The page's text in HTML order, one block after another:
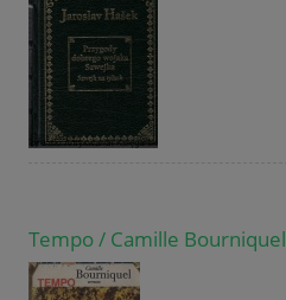
Tempo / Camille Bourniquel